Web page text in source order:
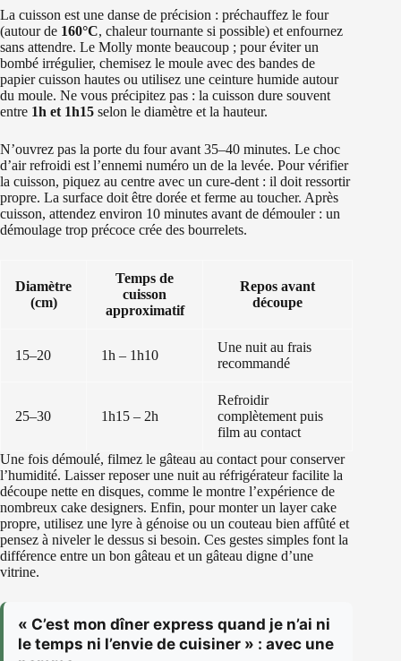
La cuisson est une danse de précision : préchauffez le four
(autour de 160°C, chaleur tournante si possible) et enfournez
sans attendre. Le Molly monte beaucoup ; pour éviter un
bombé irrégulier, chemisez le moule avec des bandes de
papier cuisson hautes ou utilisez une ceinture humide autour
du moule. Ne vous précipitez pas : la cuisson dure souvent
entre 1h et 1h15 selon le diamètre et la hauteur.
N’ouvrez pas la porte du four avant 35–40 minutes. Le choc
d’air refroidi est l’ennemi numéro un de la levée. Pour vérifier
la cuisson, piquez au centre avec un cure‑dent : il doit ressortir
propre. La surface doit être dorée et ferme au toucher. Après
cuisson, attendez environ 10 minutes avant de démouler : un
démoulage trop précoce crée des bourrelets.
Diamètre
(cm)
Temps de
cuisson
approximatif
Repos avant
découpe
15–20 1h – 1h10
Une nuit au frais
recommandé
25–30 1h15 – 2h
Refroidir
complètement puis
film au contact
Une fois démoulé, filmez le gâteau au contact pour conserver
l’humidité. Laisser reposer une nuit au réfrigérateur facilite la
découpe nette en disques, comme le montre l’expérience de
nombreux cake designers. Enfin, pour monter un layer cake
propre, utilisez une lyre à génoise ou un couteau bien affûté et
pensez à niveler le dessus si besoin. Ces gestes simples font la
différence entre un bon gâteau et un gâteau digne d’une
vitrine.
« C’est mon dîner express quand je n’ai ni
le temps ni l’envie de cuisiner » : avec une